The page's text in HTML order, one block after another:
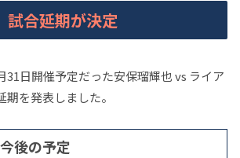
試合延期が決定
31日開催予定だった安保瑠輝也 vs ライア
を発表しました。
後の予定